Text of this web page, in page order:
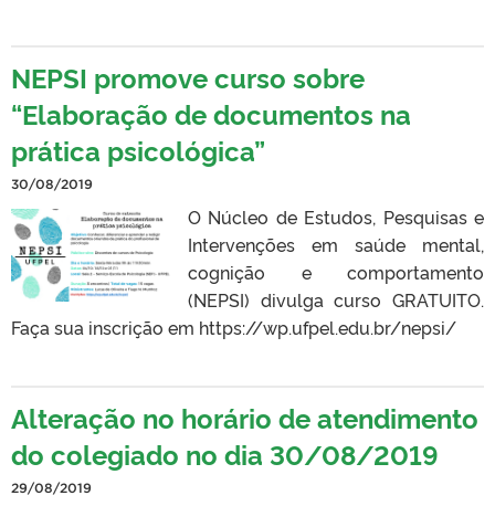
NEPSI promove curso sobre
“Elaboração de documentos na
prática psicológica”
30/08/2019
O Núcleo de Estudos, Pesquisas e
Intervenções em saúde mental,
cognição e comportamento
(NEPSI) divulga curso GRATUITO.
Faça sua inscrição em https://wp.ufpel.edu.br/nepsi/
Alteração no horário de atendimento
do colegiado no dia 30/08/2019
29/08/2019